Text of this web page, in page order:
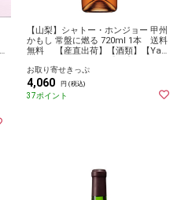
【山梨】シャトー・ホンジョー 甲州
かもし 常盤に燃る 720ml 1本 送料
無料 【産直出荷】【酒類】【Yam
なし】 お取り寄せ グルメ 産地直送
産直
お取り寄せきっぷ
4,060 円 (税込)
37ポイント